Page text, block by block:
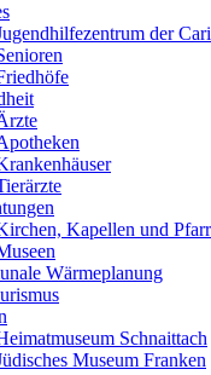
der
Kapellen und
Wärmeplanung
Schnaittach
Museum Franken